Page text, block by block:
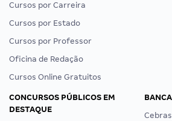
Cursos por Carreira
Cursos por Estado
Cursos por Professor
Oficina de Redação
Cursos Online Gratuitos
CONCURSOS PÚBLICOS EM
DESTAQUE